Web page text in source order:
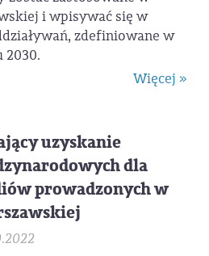
i wpisywać się w
zdefiniowane w
2030.
Więcej »
uzyskanie
dla
prowadzonych w